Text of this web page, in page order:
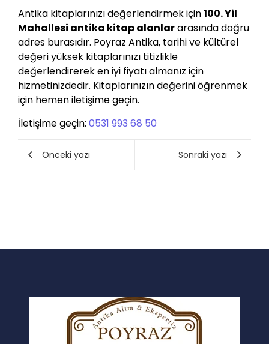
Antika kitaplarınızı değerlendirmek için100. Yil
Mahallesi antika kitap alanlararasında doğru
adres burasıdır. Poyraz Antika, tarihi ve kültürel
değeri yüksek kitaplarınızı titizlikle
değerlendirerek en iyi fiyatı almanız için
hizmetinizdedir. Kitaplarınızın değerini öğrenmek
için hemen iletişime geçin.
İletişime geçin: 0531 993 68 50
Önceki yazı Sonraki yazı